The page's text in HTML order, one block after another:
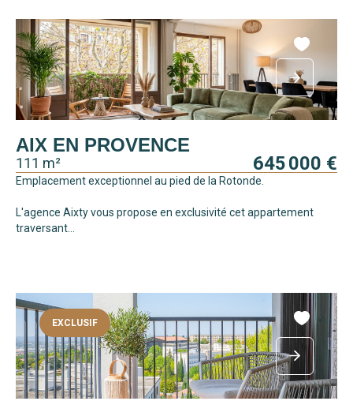
AIX EN PROVENCE
111 m² 645 000 €
Emplacement exceptionnel au pied de la Rotonde.
L'agence Aixty vous propose en exclusivité cet appartement
traversant...
EXCLUSIF